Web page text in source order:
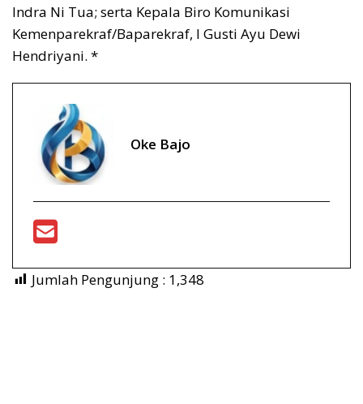
Indra Ni Tua; serta Kepala Biro Komunikasi
Kemenparekraf/Baparekraf, I Gusti Ayu Dewi
Hendriyani. *
Oke Bajo
Jumlah Pengunjung : 1,348